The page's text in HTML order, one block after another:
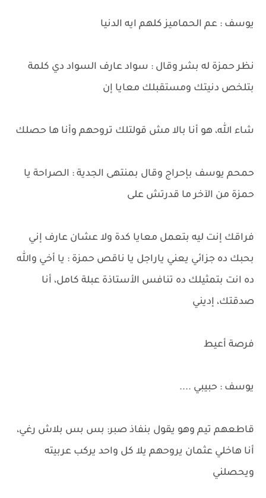
يوسف : عم الحماميز كلهم ايه الدنيا
نظر حمزة له بشر وقال : سواد عارف السواد دي كلمة
بتلخص دنيتك ومستقبلك معايا إن
شاء الله، هو أنا بالا مش قولتلك تروحهم وأنا ها حصلك
حمحم يوسف بإحراج وقال بمنتهى الجدية : الصراحة يا
حمزة من الآخر ما قدرتش على
فراقك إنت ليه بتعمل معايا كدة ولا عشان عارف إني
بحبك ده جزائي يعني ياراجل يا ناقص حمزة : يا أخي والله
ده انت بتمثيلك ده تنافس الأستاذة عبلة كامل، أنا
صدقتك، إديني
فرصة أعيط
يوسف : حبيبي ....
قاطعهم تيم وهو يقول بنفاذ صبر: بس بس بلاش رغي،
أنا هاخلي عثمان يروحهم يلا كل واحد يركب عربيته
ويحصلني